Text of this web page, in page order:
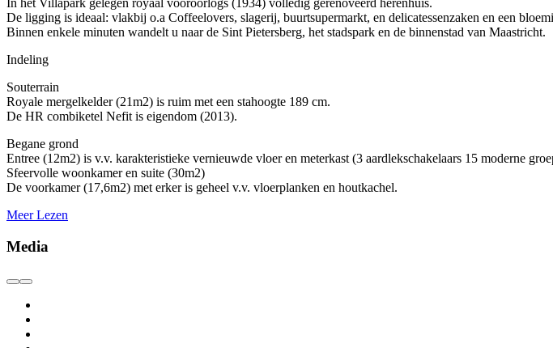
In het Villapark gelegen royaal vooroorlogs (1934) volledig gerenoveerd herenhuis.
De ligging is ideaal: vlakbij o.a Coffeelovers, slagerij, buurtsupermarkt, en delicatessenzaken en een
Binnen enkele minuten wandelt u naar de Sint Pietersberg, het stadspark en de binnenstad van Maastricht.
Indeling
Souterrain
Royale mergelkelder (21m2) is ruim met een stahoogte 189 cm.
De HR combiketel Nefit is eigendom (2013).
Begane grond
Entree (12m2) is v.v. karakteristieke vernieuwde vloer en meterkast (3 aardlekschakelaars 15 moderne
Sfeervolle woonkamer en suite (30m2)
De voorkamer (17,6m2) met erker is geheel v.v. vloerplanken en houtkachel.
Meer Lezen
Media